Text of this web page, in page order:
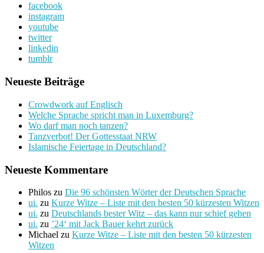
facebook
instagram
youtube
twitter
linkedin
tumblr
Neueste Beiträge
Crowdwork auf Englisch
Welche Sprache spricht man in Luxemburg?
Wo darf man noch tanzen?
Tanzverbot! Der Gottesstaat NRW
Islamische Feiertage in Deutschland?
Neueste Kommentare
Philos zu Die 96 schönsten Wörter der Deutschen Sprache
ui. zu Kurze Witze – Liste mit den besten 50 kürzesten Witzen
ui. zu Deutschlands bester Witz – das kann nur schief gehen
ui. zu ’24‘ mit Jack Bauer kehrt zurück
Michael zu Kurze Witze – Liste mit den besten 50 kürzesten
Witzen